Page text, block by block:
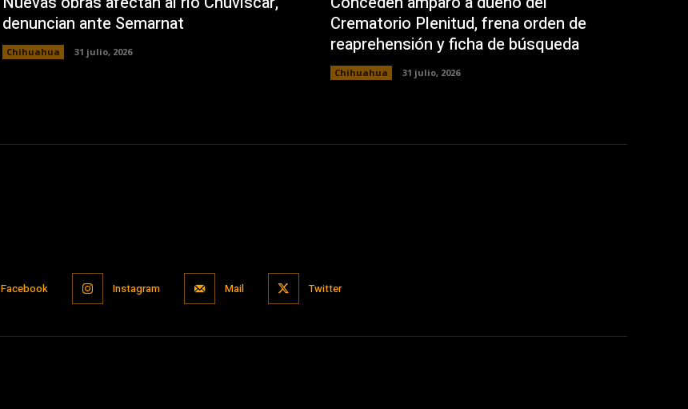
denuncian ante Semarnat
Chihuahua 31 julio, 2026
Crematorio Plenitud, frena orden de
reaprehensión y ficha de búsqueda
Chihuahua 31 julio, 2026
Facebook Instagram Mail Twitter